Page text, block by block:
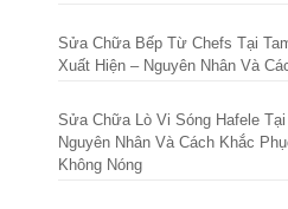
Sửa Chữa Bếp Từ Chefs Tại
Xuất Hiện – Nguyên Nhân Và
Sửa Chữa Lò Vi Sóng Hafele Tại
Nguyên Nhân Và Cách Khắc
Không Nóng